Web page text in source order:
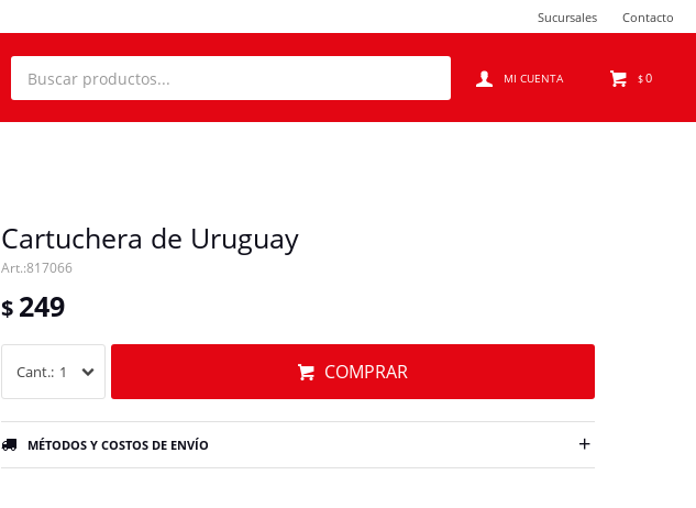
$0
Sucursales Contacto
Cartuchera de Uruguay
817066
$ 249
1 COMPRAR
MÉTODOS Y COSTOS DE ENVÍO